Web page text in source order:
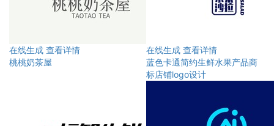
在线生成 查看详情
桃桃奶茶屋
在线生成 查看详情
蓝色卡通简约生鲜水果产品商
标店铺logo设计